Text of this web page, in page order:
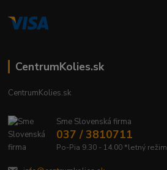
CentrumKolies.sk
CentrumKolies.sk
Sme Slovenská firma
037 / 3810711
Po-Pia 9.30 - 14.00 *letný režim